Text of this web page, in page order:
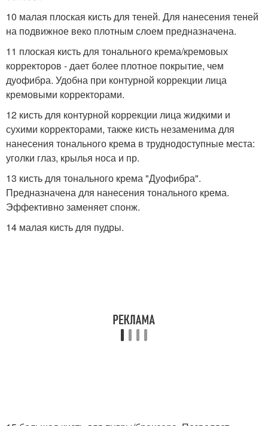
10 малая плоская кисть для теней. Для нанесения теней
на подвижное веко плотным слоем предназначена.
11 плоская кисть для тонального крема/кремовых
корректоров - дает более плотное покрытие, чем
дуофибра. Удобна при контурной коррекции лица
кремовыми корректорами.
12 кисть для контурной коррекции лица жидкими и
сухими корректорами, также кисть незаменима для
нанесения тонального крема в труднодоступные места:
уголки глаз, крылья носа и пр.
13 кисть для тонального крема "Дуофибра".
Предназначена для нанесения тонального крема.
Эффективно заменяет спонж.
14 малая кисть для пудры.